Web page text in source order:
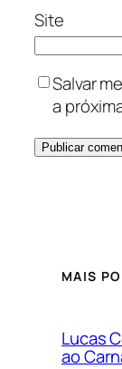
Site
Salvar
a
MAIS
Lucas
ao